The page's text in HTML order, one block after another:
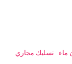
ماء
تسليك مجاري